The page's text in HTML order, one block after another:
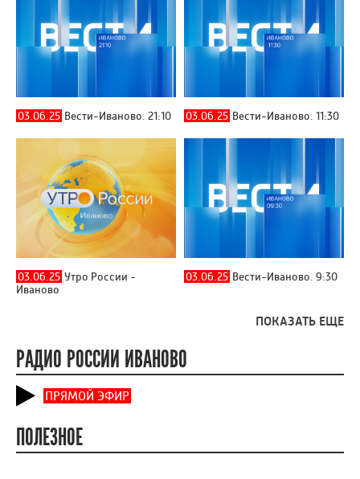
03.06.25 Вести-Иваново. 21:10 03.06.25 Вести-Иваново. 11:30
03.06.25 Утро России -
Иваново
03.06.25 Вести-Иваново. 9:30
ПОКАЗАТЬ ЕЩЕ
РАДИО РОССИИ ИВАНОВО
ПРЯМОЙ ЭФИР
ПОЛЕЗНОЕ